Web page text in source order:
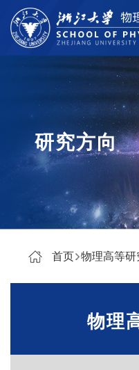
研究方向
首页 物理高等研
物理